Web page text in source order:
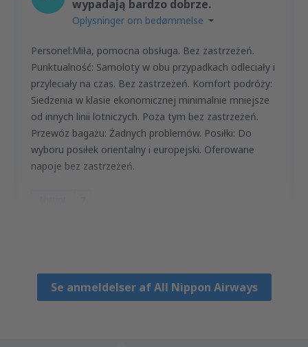
wypadają bardzo dobrze.
Oplysninger om bedømmelse
Personel:Miła, pomocna obsługa. Bez zastrzeżeń.
Punktualność: Samoloty w obu przypadkach odleciały i
przyleciały na czas. Bez zastrzeżeń. Komfort podróży:
Siedzenia w klasie ekonomicznej minimalnie mniejsze
od innych linii lotniczych. Poza tym bez zastrzeżeń.
Przewóz bagażu: Żadnych problemów. Posiłki: Do
wyboru posiłek orientalny i europejski. Oferowane
napoje bez zastrzeżeń.
Se anmeldelser af All Nippon Airways